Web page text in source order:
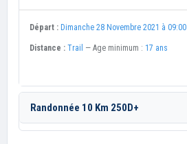
Départ : Dimanche 28 Novembre 2021 à 09:00
Distance : Trail — Age minimum : 17 ans
Randonnée 10 Km 250D+